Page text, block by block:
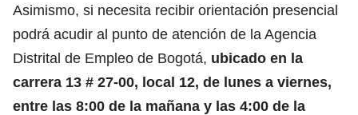
Asimismo, si necesita recibir orientación presencial
podrá acudir al punto de atención de la Agencia
Distrital de Empleo de Bogotá, ubicado en la
carrera 13 # 27-00, local 12, de lunes a viernes,
entre las 8:00 de la mañana y las 4:00 de la